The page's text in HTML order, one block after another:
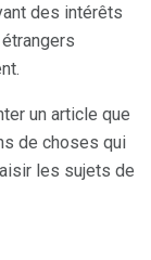
des intérêts
un article que
de choses qui
les sujets de